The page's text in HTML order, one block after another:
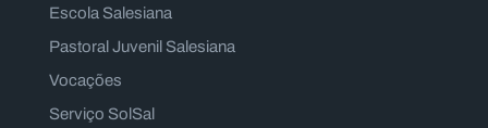
Escola Salesiana
Pastoral Juvenil Salesiana
Vocações
Serviço SolSal